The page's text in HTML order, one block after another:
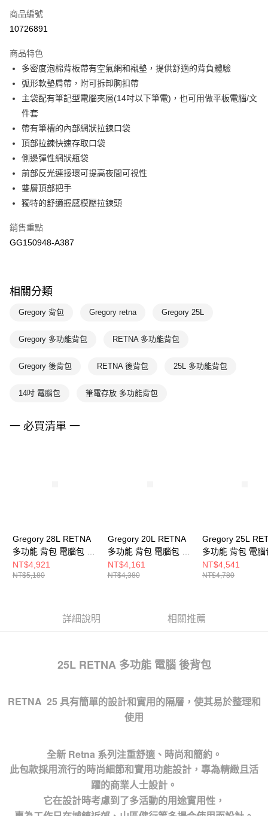
悠遊付
宅配-本島
每筆NT$100，滿NT$1,500(含以上)免運費
商品編號
10726891
商品特色
多密度泡棉背板帶有空氣網和襯墊，提供舒適的背負體驗
弧形軟墊肩帶，附可拆卸胸扣帶
主袋配有筆記型電腦夾層(14吋以下筆電)，也可用做平板電腦/文
件套
帶有筆槽的內部網狀拉鍊口袋
頂部拉鍊快速存取口袋
側邊彈性網狀瓶袋
前部反光連接環可提高夜間可視性
雙層頂部把手
獨特的舒適握感模壓拉鍊頭
銷售重點
GG150948-A387
相關分類
Gregory 背包 Gregory retna Gregory 25L
Gregory 多功能背包 RETNA 多功能背包
Gregory 後背包 RETNA 後背包 25L 多功能背包
14吋 電腦包 筆電存放 多功能背包
一 必買清單 一
Gregory 28L RETNA
多功能 背包 電腦包 瑪
瑙灰
NT$4,921
NT$5,180
Gregory 20L RETNA
多功能 背包 電腦包 瑪
瑙灰
NT$4,161
NT$4,380
Gregory 25L
多功能 背包 電腦
黑
NT$4,541
NT$4,780
詳細說明 相關推薦
25L RETNA 多功能 電腦 後背包
RETNA 25 具有簡單的設計和實用的隔層，使其易於整理和
使用
全新 Retna 系列注重舒適、時尚和簡約。
此包款採用流行的時尚細節和實用功能設計，專為精緻且活
躍的商業人士設計。
它在設計時考慮到了多活動的用途實用性，